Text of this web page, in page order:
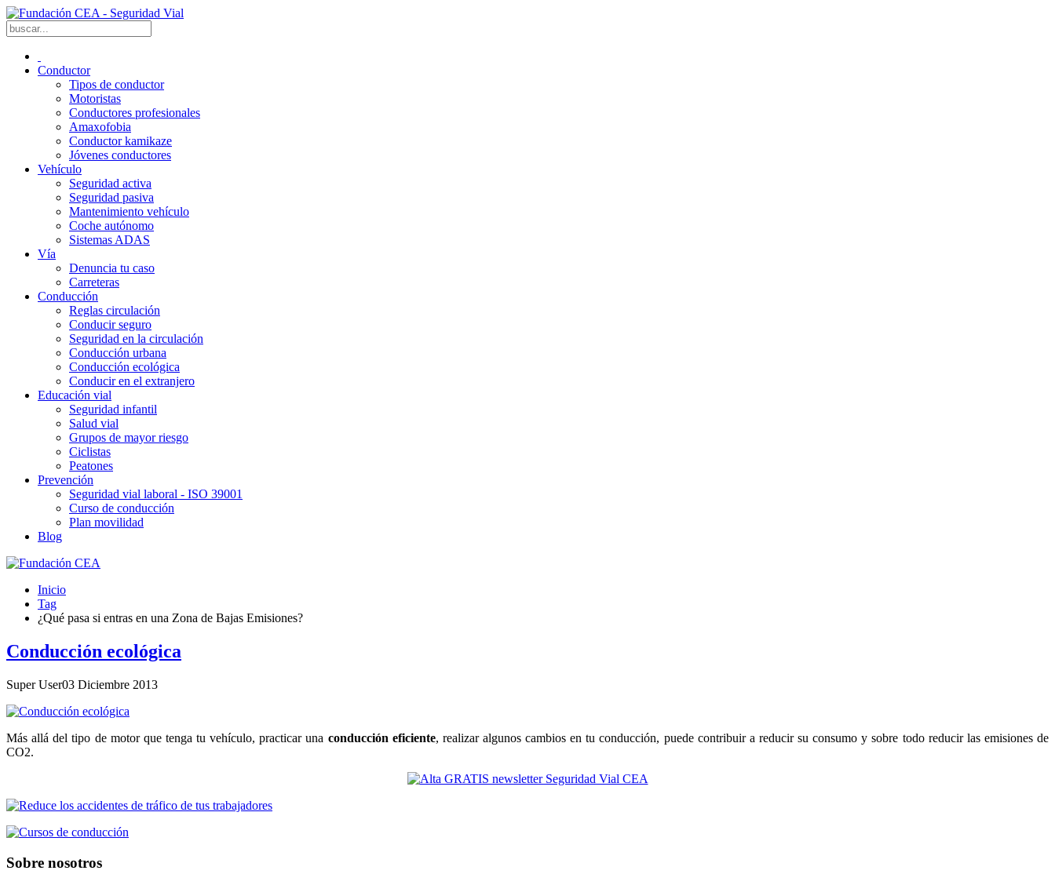
Conductor
Tipos de conductor
Motoristas
Conductores profesionales
Amaxofobia
Conductor kamikaze
Jóvenes conductores
Vehículo
Seguridad activa
Seguridad pasiva
Mantenimiento vehículo
Coche autónomo
Sistemas ADAS
Vía
Denuncia tu caso
Carreteras
Conducción
Reglas circulación
Conducir seguro
Seguridad en la circulación
Conducción urbana
Conducción ecológica
Conducir en el extranjero
Educación vial
Seguridad infantil
Salud vial
Grupos de mayor riesgo
Ciclistas
Peatones
Prevención
Seguridad vial laboral - ISO 39001
Curso de conducción
Plan movilidad
Blog
Inicio
Tag
¿Qué pasa si entras en una Zona de Bajas Emisiones?
Conducción ecológica
Super User03 Diciembre 2013
Más allá del tipo de motor que tenga tu vehículo, practicar una conducción eficiente, realizar algunos cambios en tu conducción, puede contribuir a reducir su consumo y sobre todo reducir las emisiones de
CO2.
Sobre nosotros